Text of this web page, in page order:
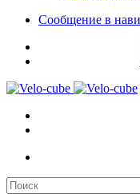
Сообщение в